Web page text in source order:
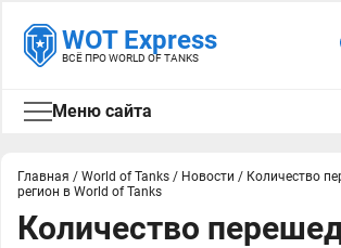
WOT Express
ВСЁ ПРО WORLD OF TANKS
Меню сайта
Главная / World of Tanks / Новости / Количество
регион в World of Tanks
Количество